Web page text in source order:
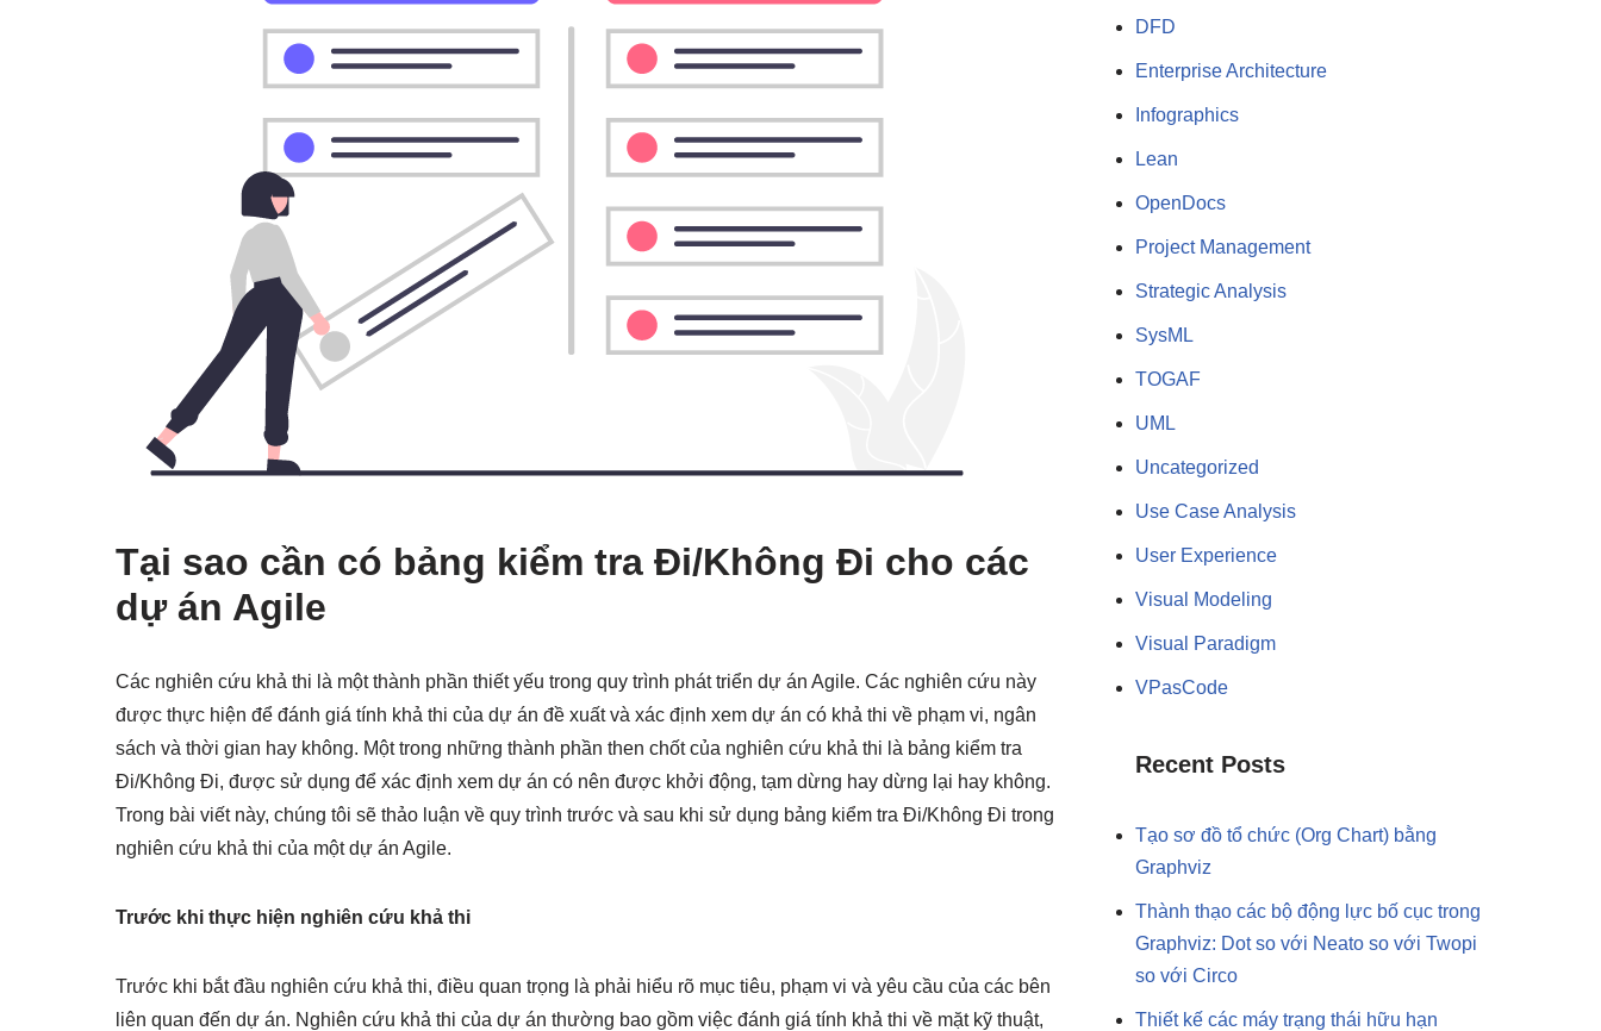
Tại sao cần có bảng kiểm tra Đi/Không Đi cho các
dự án Agile
Các nghiên cứu khả thi là một thành phần thiết yếu trong quy trình phát triển dự án Agile. Các nghiên cứu này
được thực hiện để đánh giá tính khả thi của dự án đề xuất và xác định xem dự án có khả thi về phạm vi, ngân
sách và thời gian hay không. Một trong những thành phần then chốt của nghiên cứu khả thi là bảng kiểm tra
Đi/Không Đi, được sử dụng để xác định xem dự án có nên được khởi động, tạm dừng hay dừng lại hay không.
Trong bài viết này, chúng tôi sẽ thảo luận về quy trình trước và sau khi sử dụng bảng kiểm tra Đi/Không Đi trong
nghiên cứu khả thi của một dự án Agile.
Trước khi thực hiện nghiên cứu khả thi
Trước khi bắt đầu nghiên cứu khả thi, điều quan trọng là phải hiểu rõ mục tiêu, phạm vi và yêu cầu của các bên
liên quan đến dự án. Nghiên cứu khả thi của dự án thường bao gồm việc đánh giá tính khả thi về mặt kỹ thuật,
DFD
Enterprise Architecture
Infographics
Lean
OpenDocs
Project Management
Strategic Analysis
SysML
TOGAF
UML
Uncategorized
Use Case Analysis
User Experience
Visual Modeling
Visual Paradigm
VPasCode
Recent Posts
Tạo sơ đồ tổ chức (Org Chart) bằng
Graphviz
Thành thạo các bộ động lực bố cục trong
Graphviz: Dot so với Neato so với Twopi
so với Circo
Thiết kế các máy trạng thái hữu hạn